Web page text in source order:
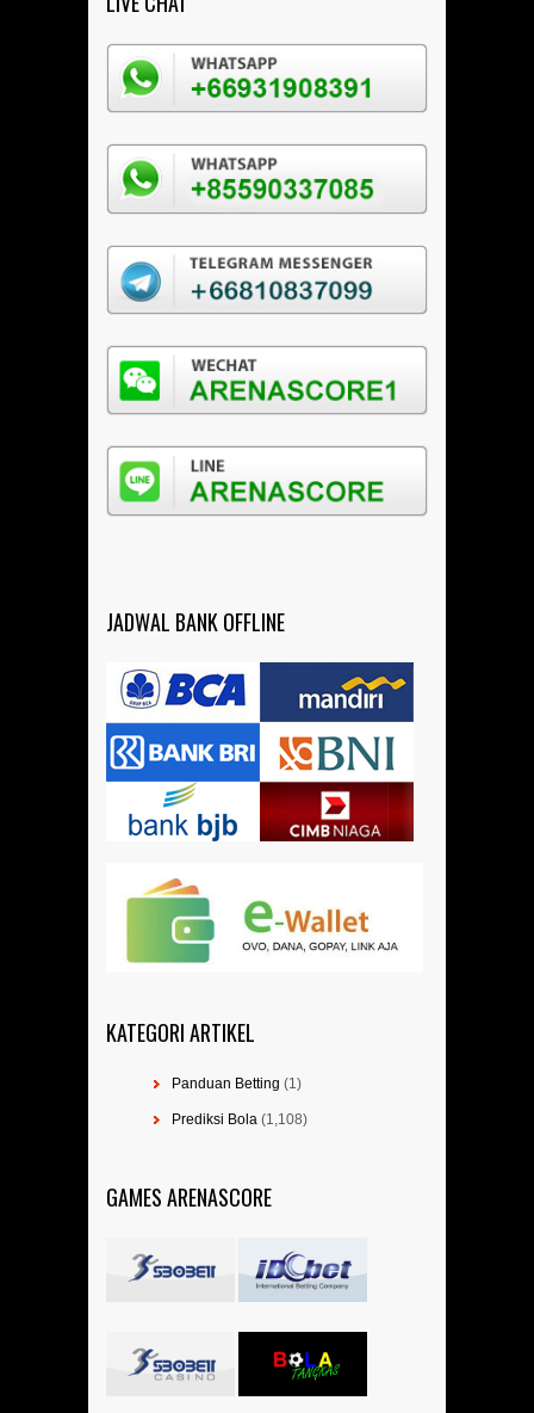
JADWAL BANK OFFLINE
KATEGORI ARTIKEL
Panduan Betting (1)
Prediksi Bola (1,108)
GAMES ARENASCORE